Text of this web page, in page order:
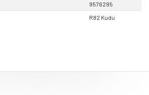
9576295
R82 Kudu